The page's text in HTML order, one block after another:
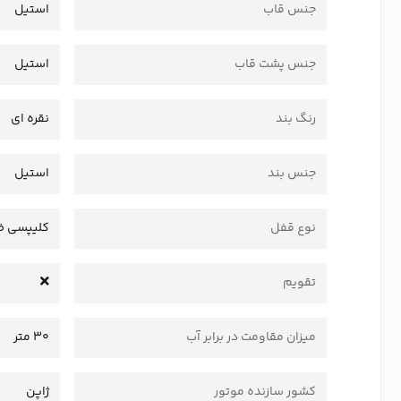
جنس قاب استیل
جنس پشت قاب استیل
رنگ بند نقره ای
جنس بند استیل
نوع قفل کلیپسی
تقویم
میزان مقاومت در برابر آب 30 متر
کشور سازنده موتور ژاپن